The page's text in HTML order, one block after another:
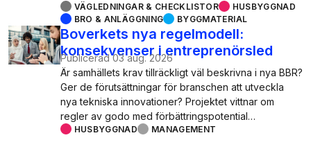
VÄGLEDNINGAR & CHECKLISTOR
HUSBYGGNAD
BRO & ANLÄGGNING
BYGGMATERIAL
Boverkets nya regelmodell:
konsekvenser i entreprenörsled
Publicerad 03 aug. 2026
Är samhällets krav tillräckligt väl beskrivna i nya BBR?
Ger de förutsättningar för branschen att utveckla
nya tekniska innovationer? Projektet vittnar om
regler av godo med förbättringspotential…
HUSBYGGNAD MANAGEMENT